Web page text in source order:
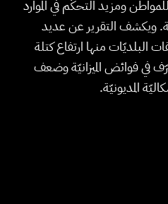
ومزيد التحكّم في الموارد
ويكشف التقرير عن عديد
البلديّات منها ارتفاع كتلة
في فوائض الميزانيّة وضعف
المديونيّة.